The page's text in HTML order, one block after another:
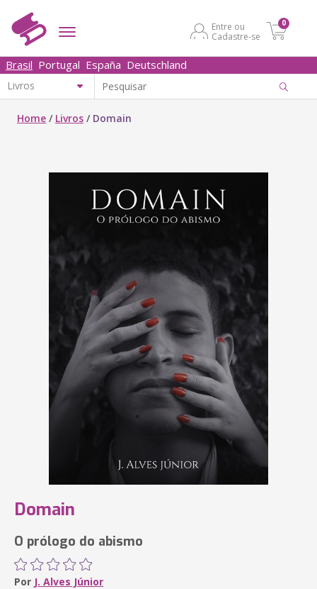
Entre ou
Cadastre-se
0
Brasil Portugal España Deutschland
Home / Livros / Domain
Domain
O prólogo do abismo
Por J. Alves Júnior